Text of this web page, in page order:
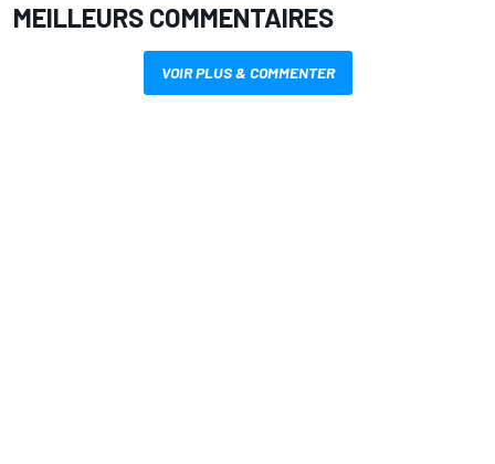
MEILLEURS COMMENTAIRES
VOIR PLUS & COMMENTER